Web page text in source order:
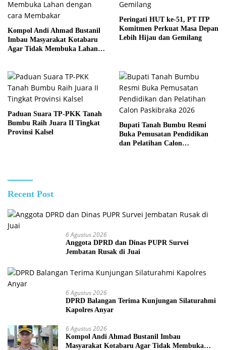
Kompol Andi Ahmad Bustanil
Imbau Masyarakat Kotabaru
Agar Tidak Membuka Lahan
Peringati HUT ke-51, PT ITP
Komitmen Perkuat Masa Depan
Lebih Hijau dan Gemilang
Paduan Suara TP-PKK Tanah
Bumbu Raih Juara II Tingkat
Provinsi Kalsel
Bupati Tanah Bumbu Resmi
Buka Pemusatan Pendidikan
dan Pelatihan Calon
Recent Post
6 Agustus 2026
Anggota DPRD dan Dinas PUPR Survei
Jembatan Rusak di Juai
6 Agustus 2026
DPRD Balangan Terima Kunjungan Silaturahmi
Kapolres Anyar
6 Agustus 2026
Kompol Andi Ahmad Bustanil Imbau
Masyarakat Kotabaru Agar Tidak Membuka